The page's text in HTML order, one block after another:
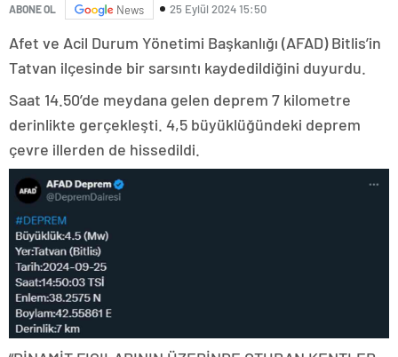
ABONE OL News 25 Eylül 2024 15:50
Afet ve Acil Durum Yönetimi Başkanlığı (AFAD) Bitlis’in
Tatvan ilçesinde bir sarsıntı kaydedildiğini duyurdu.
Saat 14.50’de meydana gelen deprem 7 kilometre
derinlikte gerçekleşti. 4,5 büyüklüğündeki deprem
çevre illerden de hissedildi.